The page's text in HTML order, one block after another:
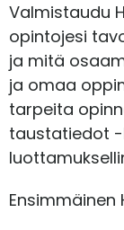
Valmistaudu
opintojesi
ja mitä
ja omaa
tarpeita
taustatiedot
Ensimmäinen